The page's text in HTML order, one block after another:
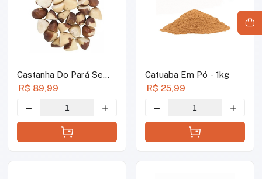
Castanha Do Pará Sem
Casca Em Pedaços -
1kg
R$ 89,99
Catuaba Em Pó - 1kg
R$ 25,99